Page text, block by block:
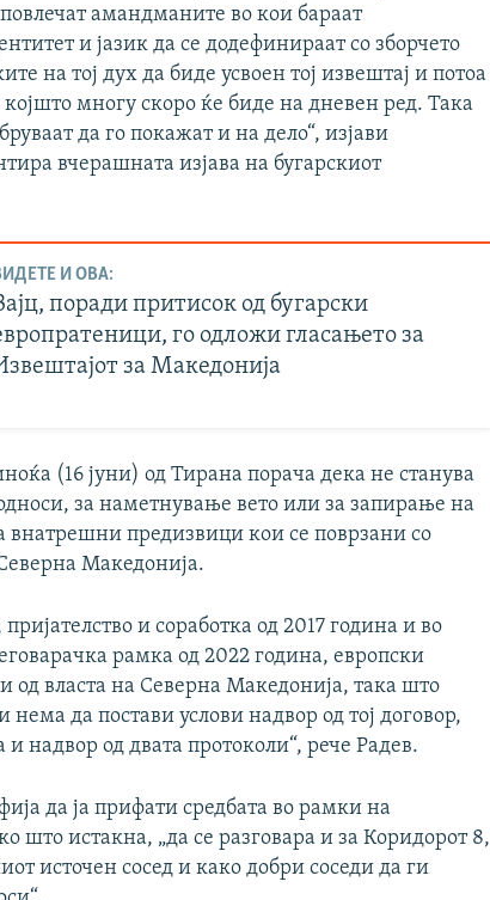
амандманите во кои бараат
и јазик да се додефинираат со зборчето
на тој дух да биде усвоен тој извештај и потоа
многу скоро ќе биде на дневен ред. Така
да го покажат и на дело“, изјави
вчерашната изјава на бугарскиот
И ОВА:
поради притисок од бугарски
го одложи гласањето за
за Македонија
(16 јуни) од Тирана порача дека не станува
за наметнување вето или за запирање на
внатрешни предизвици кои се поврзани со
Македонија.
и соработка од 2017 година и во
рамка од 2022 година, европски
од власта на Северна Македонија, така што
да постави услови надвор од тој договор,
надвор од двата протоколи“, рече Радев.
да ја прифати средбата во рамки на
што истакна, „да се разговара и за Коридорот 8,
источен сосед и како добри соседи да ги